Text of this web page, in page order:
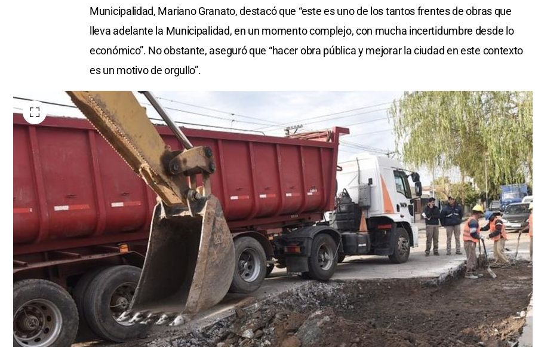
Municipalidad, Mariano Granato, destacó que “este es uno de los tantos frentes de obras que
lleva adelante la Municipalidad, en un momento complejo, con mucha incertidumbre desde lo
económico”. No obstante, aseguró que “hacer obra pública y mejorar la ciudad en este contexto
es un motivo de orgullo”.